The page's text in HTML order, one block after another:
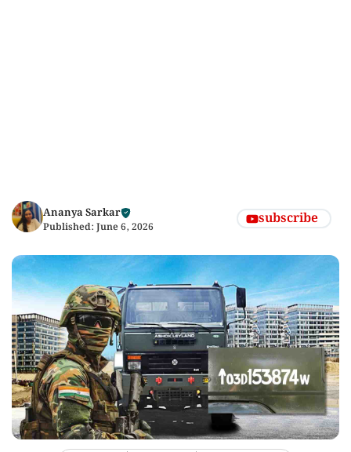
Ananya Sarkar
Published: June 6, 2026 subscribe